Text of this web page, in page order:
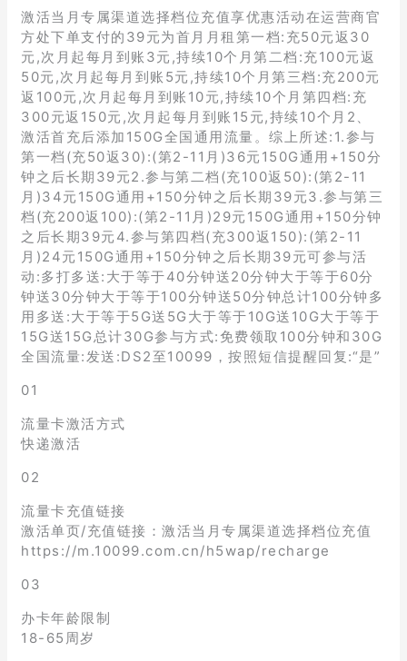
激活当月专属渠道选择档位充值享优惠活动在运营商官
方处下单支付的39元为首月月租第一档:充50元返30
元,次月起每月到账3元,持续10个月第二档:充100元返
50元,次月起每月到账5元,持续10个月第三档:充200元
返100元,次月起每月到账10元,持续10个月第四档:充
300元返150元,次月起每月到账15元,持续10个月2、
激活首充后添加150G全国通用流量。综上所述:1.参与
第一档(充50返30):(第2-11月)36元150G通用+150分
钟之后长期39元2.参与第二档(充100返50):(第2-11
月)34元150G通用+150分钟之后长期39元3.参与第三
档(充200返100):(第2-11月)29元150G通用+150分钟
之后长期39元4.参与第四档(充300返150):(第2-11
月)24元150G通用+150分钟之后长期39元可参与活
动:多打多送:大于等于40分钟送20分钟大于等于60分
钟送30分钟大于等于100分钟送50分钟总计100分钟多
用多送:大于等于5G送5G大于等于10G送10G大于等于
15G送15G总计30G参与方式:免费领取100分钟和30G
全国流量:发送:DS2至10099，按照短信提醒回复:“是”
01
流量卡激活方式
快递激活
02
流量卡充值链接
激活单页/充值链接：激活当月专属渠道选择档位充值
https://m.10099.com.cn/h5wap/recharge
03
办卡年龄限制
18-65周岁